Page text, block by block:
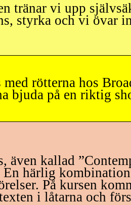
tränar vi upp
styrka och vi övar
med rötterna hos
bjuda på en riktig
även kallad
En härlig
På kursen
i låtarna och